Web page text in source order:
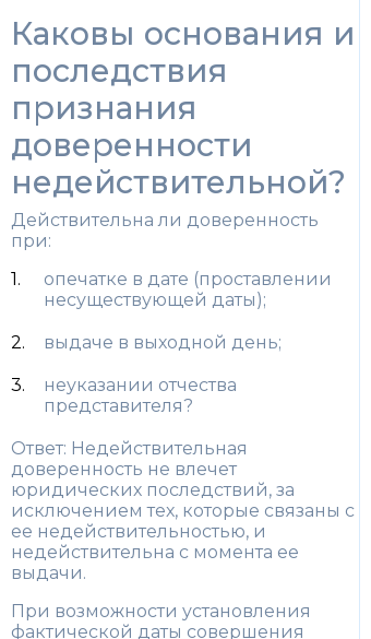
Каковы основания и
последствия
признания
доверенности
недействительной?
Действительна ли доверенность
при:
опечатке в дате (проставлении
несуществующей даты);
выдаче в выходной день;
неуказании отчества
представителя?
Ответ: Недействительная
доверенность не влечет
юридических последствий, за
исключением тех, которые связаны с
ее недействительностью, и
недействительна с момента ее
выдачи.
При возможности установления
фактической даты совершения